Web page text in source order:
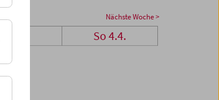
Nächste Woche >
So 4.4.